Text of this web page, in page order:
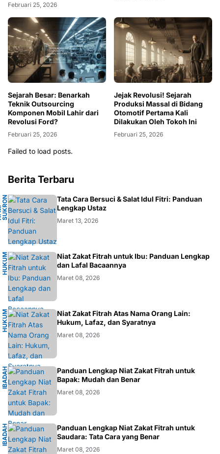
Februari 25, 2026
Sejarah Besar: Benarkah
Teknik Outsourcing
Komponen Mobil Lahir dari
Revolusi Ford?
Februari 25, 2026
Jejak Revolusi! Sejarah
Produksi Massal di Bidang
Otomotif Pertama Kali
Dilakukan Oleh Tokoh Ini
Februari 25, 2026
Failed to load posts.
Berita Terbaru
NA
Tata Cara Bersuci & Salat Idul Fitri: Panduan
Lengkap Ustaz
Maret 13, 2026
H
U
KU
M
I
S
L
AM
Niat Zakat Fitrah untuk Ibu: Panduan Lengkap
dan Lafal Bacaannya
Maret 08, 2026
H
U
KU
M
I
S
L
AM
Niat Zakat Fitrah Atas Nama Orang Lain:
Hukum, Lafaz, dan Syaratnya
Maret 08, 2026
I
B
A
DA
H
I
S
L
AM
Panduan Lengkap Niat Zakat Fitrah untuk
Bapak: Mudah dan Benar
Maret 08, 2026
I
B
A
DA
H
I
S
L
AM
Panduan Lengkap Niat Zakat Fitrah untuk
Saudara: Tata Cara yang Benar
Maret 08, 2026